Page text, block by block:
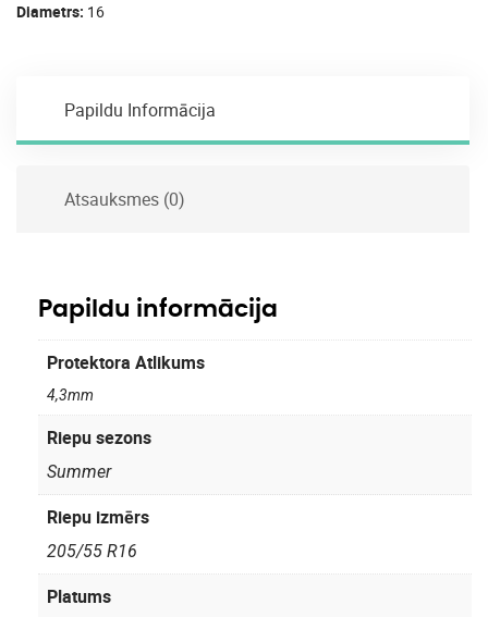
Diametrs 16
Papildu Informācija
Atsauksmes (0)
Papildu informācija
Protektora Atlikums
4,3mm
Riepu sezons
Summer
Riepu izmērs
205/55 R16
Platums